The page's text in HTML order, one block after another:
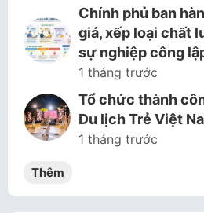
Chính phủ ban
giá, xếp loại chất
sự nghiệp công
1 tháng trước
Tổ chức thành
Du lịch Trẻ Việt
1 tháng trước
Thêm